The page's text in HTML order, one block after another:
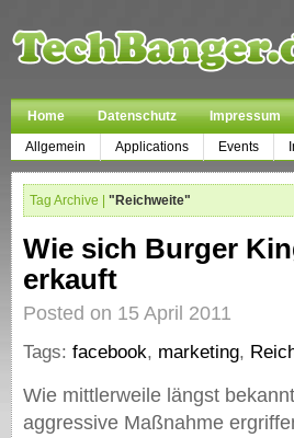
Home Datenschutz
Impressum
Allgemein
Applications Events
Tag Archive | "Reichweite"
Wie sich Burger
erkauft
Posted on 15 April 2011
Tags: facebook, marketing,
Wie mittlerweile längst
aggressive Maßnahme